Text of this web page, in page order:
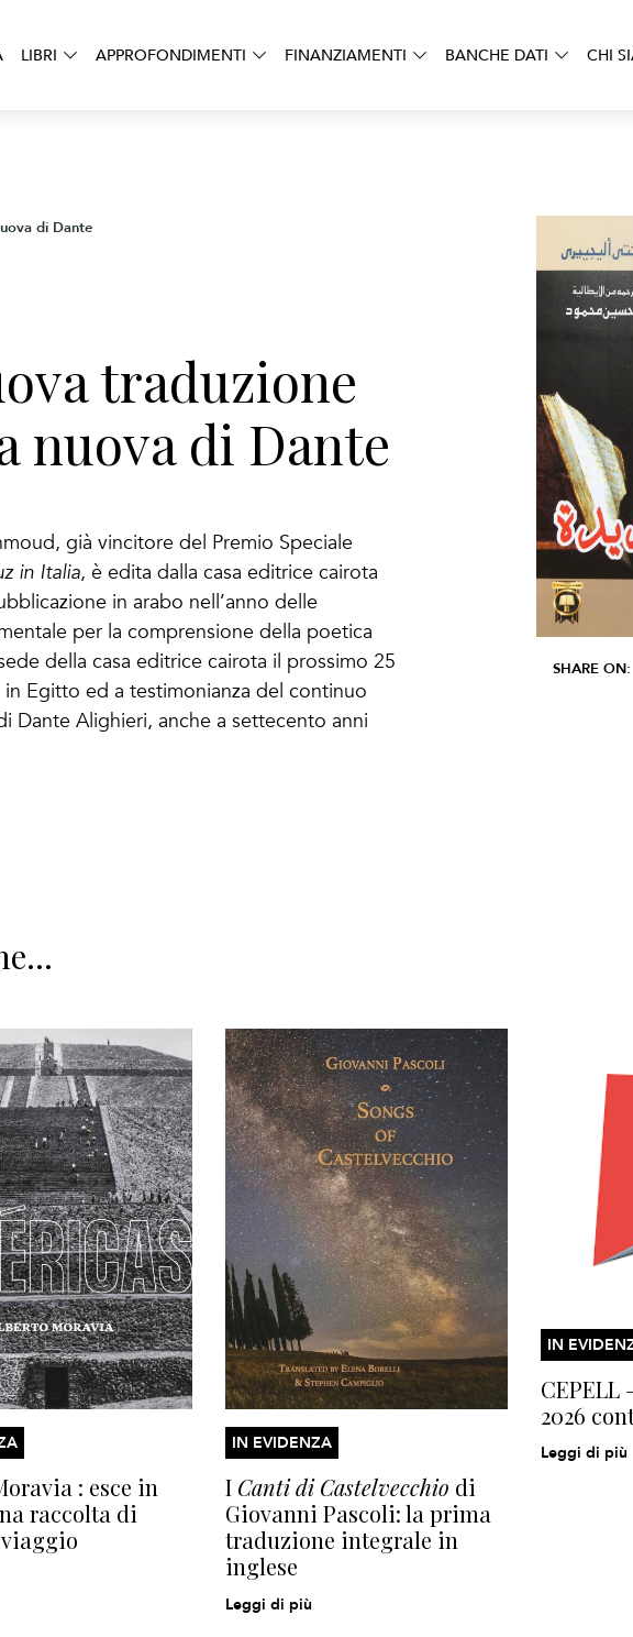
LIBRI APPROFONDIMENTI FINANZIAMENTI BANCHE DATI CHI
di Dante
traduzione
nuova di Dante
già vincitore del Premio Speciale
in Italia, è edita dalla casa editrice cairota
in arabo nell’anno delle
per la comprensione della poetica
della casa editrice cairota il prossimo 25
Egitto ed a testimonianza del continuo
Dante Alighieri, anche a settecento anni
SHARE ON:
: esce in
raccolta di
IN EVIDENZA
I Canti di Castelvecchio di
Giovanni Pascoli: la prima
traduzione integrale in
inglese
Leggi di più
IN
CEPELL
2026
Leggi di più